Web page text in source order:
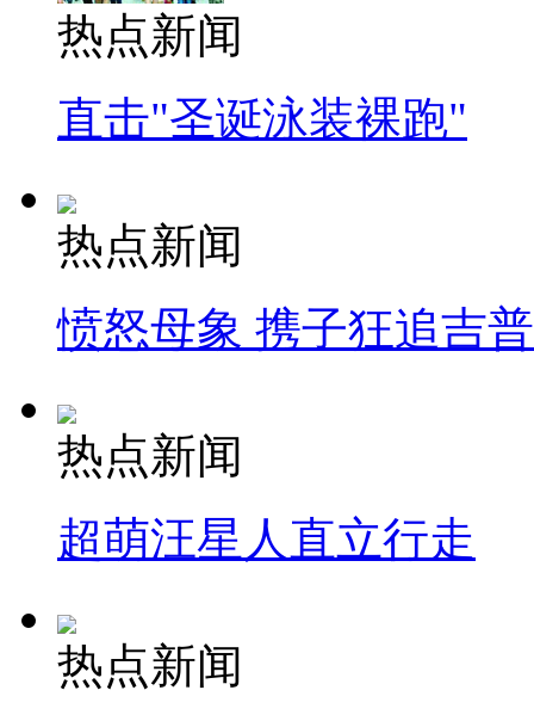
热点新闻
直击"圣诞泳装裸跑"
热点新闻
愤怒母象 携子狂追吉
热点新闻
超萌汪星人直立行走
热点新闻